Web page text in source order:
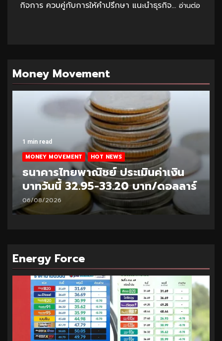
กิจการ ควบคู่กับการให้คำปรึกษา แนะนำธุรกิจ... อ่านต่อ
Money Movement
1 min read
MONEY MOVEMENT HOT NEWS
ธนาคารไทยพาณิชย์ ประเมินค่าเงิน
บาทวันนี้ 32.95-33.20 บาท/ดอลลาร์
06/08/2026
Energy Force